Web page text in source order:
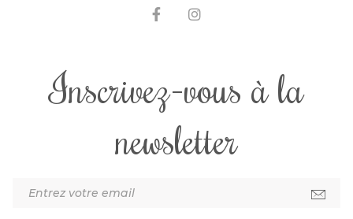
Inscrivez-vous à la
newsletter